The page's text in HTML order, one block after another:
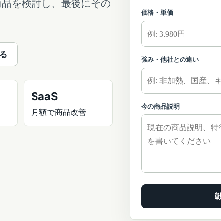
を検討し、最後にその
SaaS
月額で商品改善
価格・単価
強み・他社との違い
今の商品説明